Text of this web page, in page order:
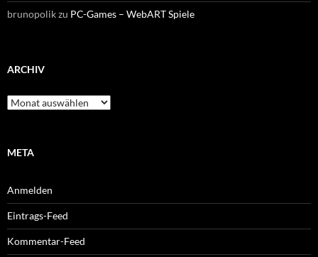
brunopolikzu PC-Games – WebART Spiele
ARCHIV
Archiv
META
Anmelden
Eintrags-Feed
Kommentar-Feed